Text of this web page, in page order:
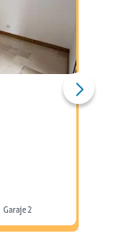
Garaje 2